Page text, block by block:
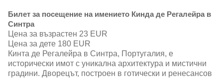
Билет за посещение на имението Кинда де Регалейра в
Синтра
Цена за възрастен 23 EUR
Цена за дете 180 EUR
Кинта де Регалейра в Синтра, Португалия, е
исторически имот с уникална архитектура и мистични
градини. Дворецът, построен в готически и ренесансов